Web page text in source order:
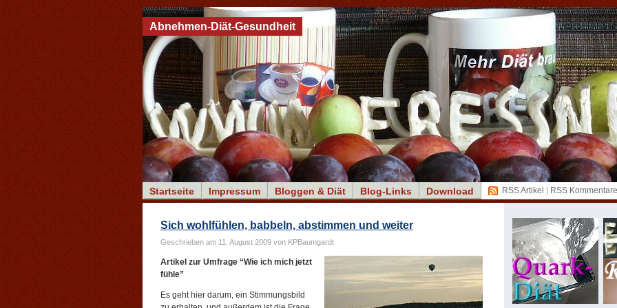
Startseite Impressum Bloggen & Diät Blog-Links Download RSS Artikel RSS Kommentare
Abnehmen-Diät-Gesundheit
Sich wohlfühlen, babbeln, abstimmen und weiter
Geschrieben am 11. August 2009 von KPBaumgardt
Artikel zur Umfrage “Wie ich mich jetzt
fühle”
Es geht hier darum, ein Stimmungsbild